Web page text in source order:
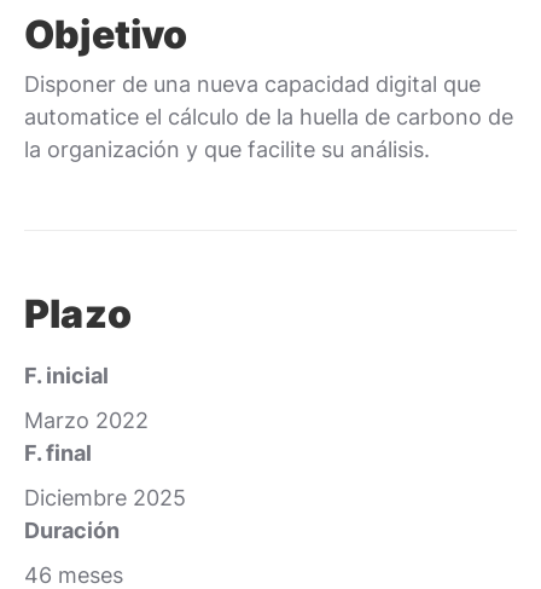
Objetivo
Disponer de una nueva capacidad digital que
automatice el cálculo de la huella de carbono de
la organización y que facilite su análisis.
Plazo
F. inicial
Marzo 2022
F. final
Diciembre 2025
Duración
46 meses